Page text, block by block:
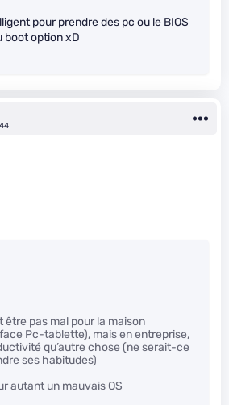
pour prendre des pc ou le BIOS
boot option xD
être pas mal pour la maison
Pc-tablette), mais en entreprise,
qu’autre chose (ne serait-ce
ses habitudes)
autant un mauvais OS